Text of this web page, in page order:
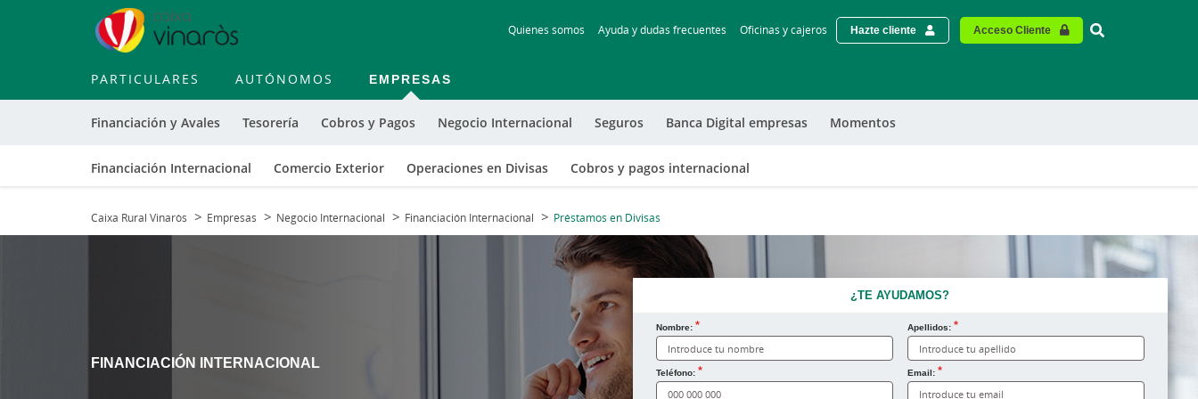
to
Quienes somos Ayuda y dudas frecuentes Oficinas y cajeros Hazte cliente Acceso Cliente Vinculo -
PARTICULARES AUTÓNOMOS EMPRESAS
Financiación y Avales Tesorería Cobros y Pagos Negocio Internacional
Financiación Internacional Comercio Exterior Operaciones en Divisas Cobros y pagos internacional
Seguros Banca Digital empresas Momentos
Caixa Rural Vinaròs Empresas Negocio Internacional Financiación Internacional Préstamos en Divisas
FINANCIACIÓN INTERNACIONAL
¿TE AYUDAMOS?
Nombre:
¿Cómo te llamas?
Apellidos:
Teléfono: Email: